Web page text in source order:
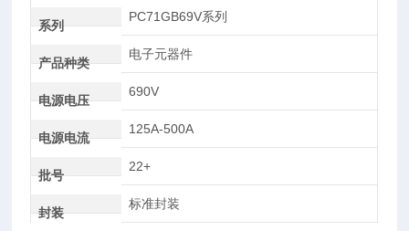
系列
PC71GB69V系列
产品种类
电子元器件
电源电压
690V
电源电流
125A-500A
批号
22+
封装
标准封装